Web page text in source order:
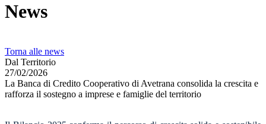
News
Torna alle news
Dal Territorio
27/02/2026
La Banca di Credito Cooperativo di Avetrana consolida la crescita e
rafforza il sostegno a imprese e famiglie del territorio